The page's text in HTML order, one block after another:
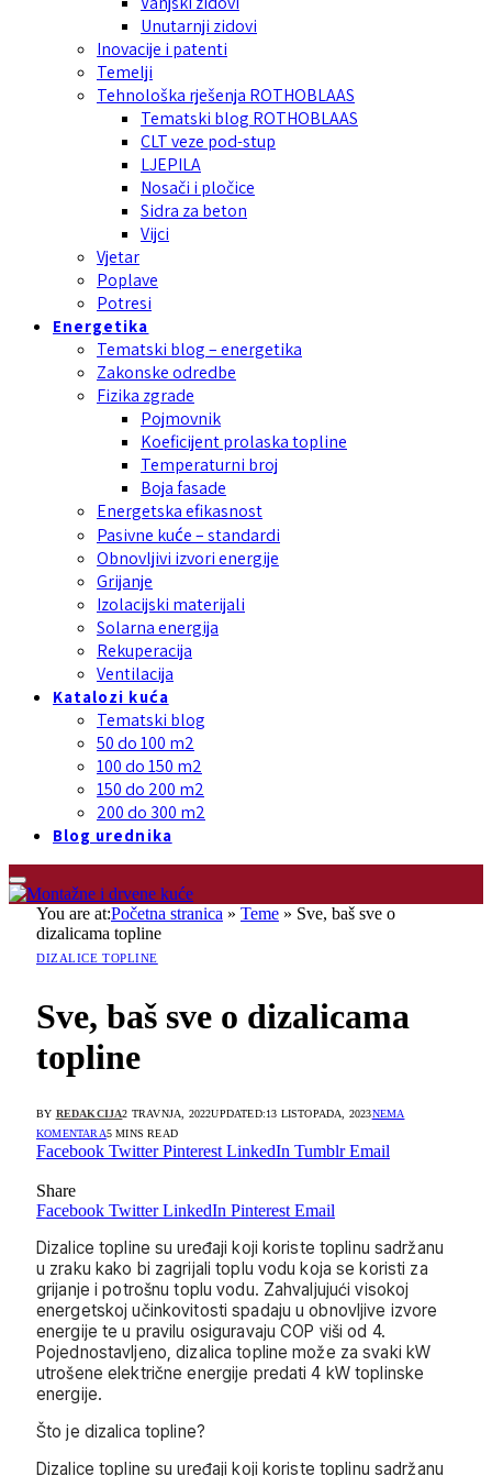
Unutarnji zidovi
Inovacije i patenti
Temelji
Tehnološka rješenja ROTHOBLAAS
Tematski blog ROTHOBLAAS
CLT veze pod-stup
LJEPILA
Nosači i pločice
Sidra za beton
Vijci
Vjetar
Poplave
Potresi
Energetika
Tematski blog – energetika
Zakonske odredbe
Fizika zgrade
Pojmovnik
Koeficijent prolaska topline
Temperaturni broj
Boja fasade
Energetska efikasnost
Pasivne kuće – standardi
Obnovljivi izvori energije
Grijanje
Izolacijski materijali
Solarna energija
Rekuperacija
Ventilacija
Katalozi kuća
Tematski blog
50 do 100 m2
100 do 150 m2
150 do 200 m2
200 do 300 m2
Blog urednika
You are at:Početna stranica » Teme » Sve, baš sve o
dizalicama topline
DIZALICE TOPLINE
Sve, baš sve o dizalicama
topline
BY REDAKCIJA2 TRAVNJA, 2022UPDATED:13 LISTOPADA, 2023NEMA
KOMENTARA5 MINS READ
Facebook Twitter Pinterest LinkedIn Tumblr Email
Share
Facebook Twitter LinkedIn Pinterest Email
Dizalice topline su uređaji koji koriste toplinu sadržanu
u zraku kako bi zagrijali toplu vodu koja se koristi za
grijanje i potrošnu toplu vodu. Zahvaljujući visokoj
energetskoj učinkovitosti spadaju u obnovljive izvore
energije te u pravilu osiguravaju COP viši od 4.
Pojednostavljeno, dizalica topline može za svaki kW
utrošene električne energije predati 4 kW toplinske
energije.
Što je dizalica topline?
Dizalice topline su uređaji koji koriste toplinu sadržanu